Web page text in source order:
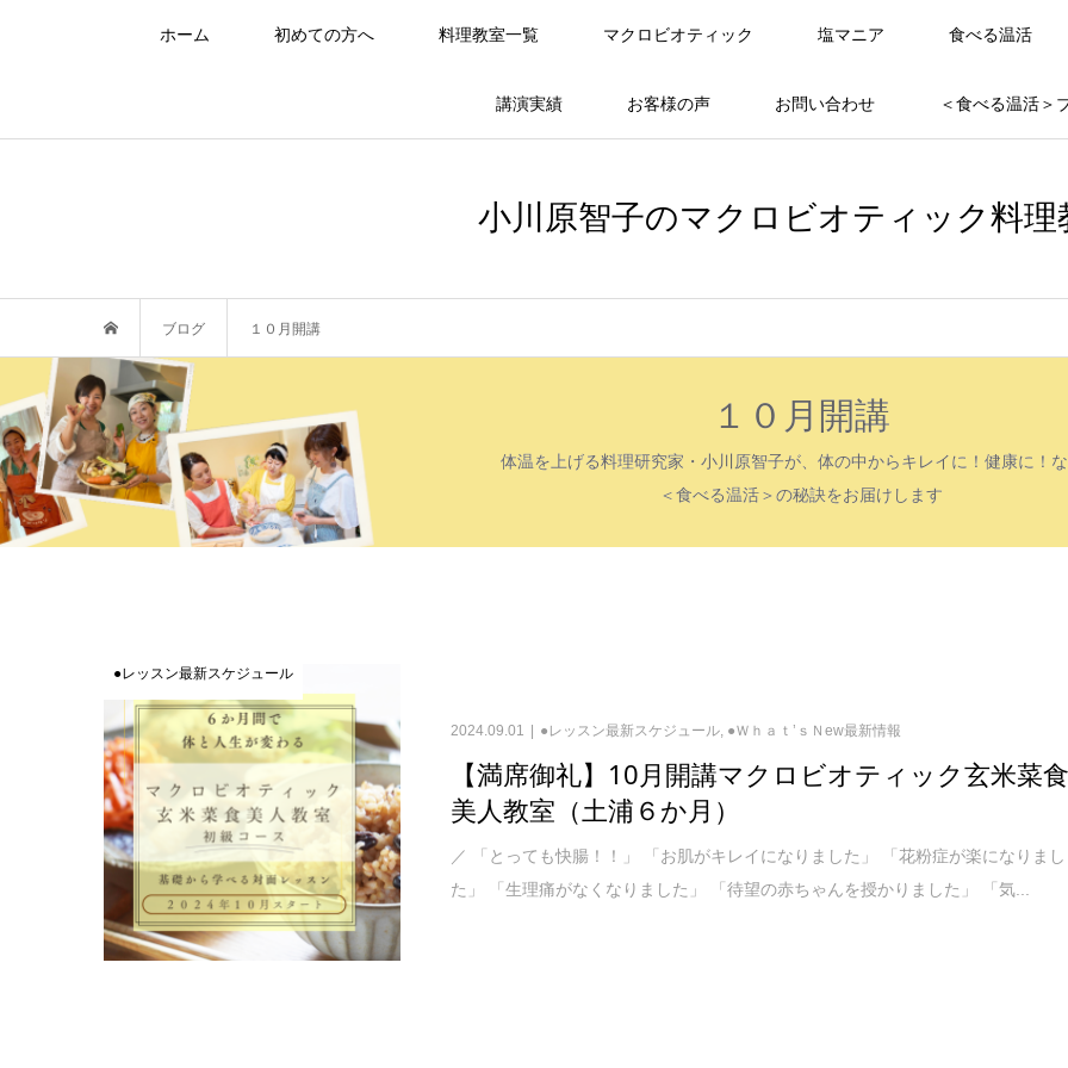
ホーム 初めての方へ 料理教室一覧 マクロビオティック 塩マニア 食べる温活
講演実績 お客様の声 お問い合わせ ＜食べる温活＞
小川原智子のマクロビオティック料理
ブログ １０月開講
１０月開講
体温を上げる料理研究家・小川原智子が、体の中からキレイに！健康に！
＜食べる温活＞の秘訣をお届けします
●レッスン最新スケジュール
2024.09.01 ●レッスン最新スケジュール, ●Ｗｈａｔ’ｓＮew最新情報
【満席御礼】10月開講マクロビオティック玄米菜
美人教室（土浦６か月）
／ 「とっても快腸！！」 「お肌がキレイになりました」 「花粉症が楽になりまし
た」 「生理痛がなくなりました」 「待望の赤ちゃんを授かりました」 「気...